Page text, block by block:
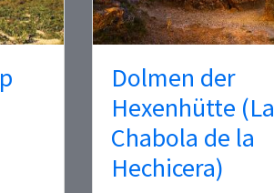
Dolmen der
Hexenhütte (La
Chabola de la
Hechicera)